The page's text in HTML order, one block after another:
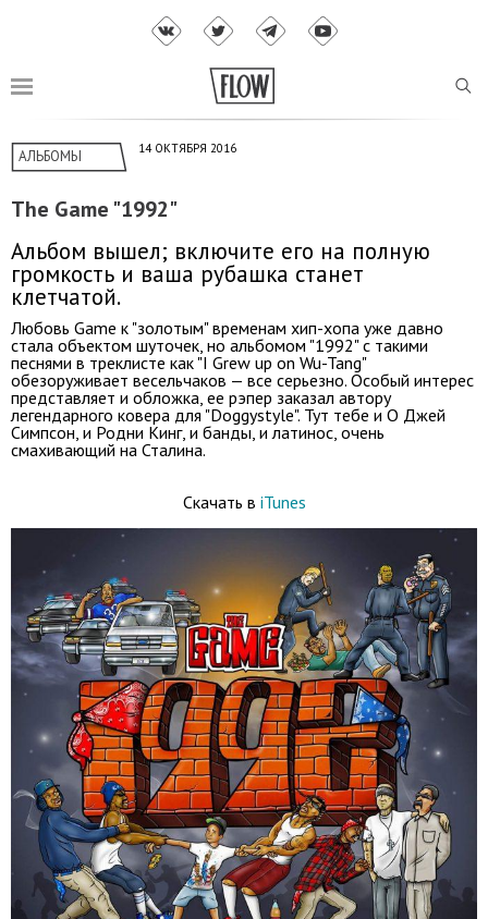
АЛЬБОМЫ 14 ОКТЯБРЯ 2016
The Game "1992"
Альбом вышел; включите его на полную
громкость и ваша рубашка станет
клетчатой.
Любовь Game к "золотым" временам хип-хопа уже давно
стала объектом шуточек, но альбомом "1992" с такими
песнями в треклисте как "I Grew up on Wu-Tang"
обезоруживает весельчаков — все серьезно. Особый интерес
представляет и обложка, ее рэпер заказал автору
легендарного ковера для "Doggystyle". Тут тебе и О Джей
Симпсон, и Родни Кинг, и банды, и латинос, очень
смахивающий на Сталина.
Скачать в iTunes